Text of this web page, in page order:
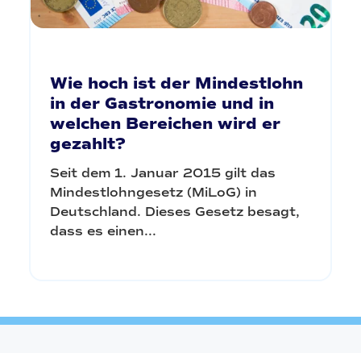
Wie hoch ist der Mindestlohn
in der Gastronomie und in
welchen Bereichen wird er
gezahlt?
Seit dem 1. Januar 2015 gilt das
Mindestlohngesetz (MiLoG) in
Deutschland. Dieses Gesetz besagt,
dass es einen...